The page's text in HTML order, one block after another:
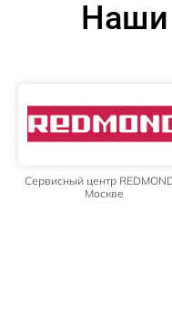
Наши
Сервисный центр
Москве